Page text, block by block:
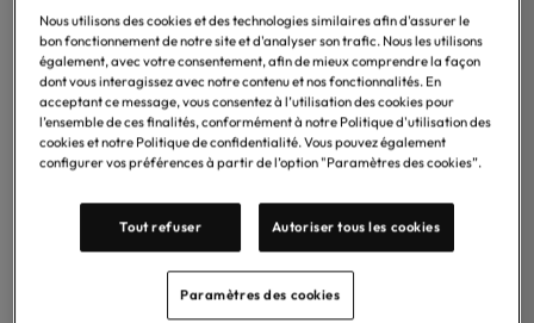
Treesseci
Porte brosse à dents Treesseci, collection Quadra,
style moderne, idéal pour une installation a poser.
Nous utilisons des cookies et des technologies similaires afin d'assurer le
bon fonctionnement de notre site et d'analyser son trafic. Nous les utilisons
également, avec votre consentement, afin de mieux comprendre la façon
dont vous interagissez avec notre contenu et nos fonctionnalités. En
acceptant ce message, vous consentez à l’utilisation des cookies pour
l’ensemble de ces finalités, conformément à notre Politique d'utilisation des
cookies et notre Politique de confidentialité. Vous pouvez également
configurer vos préférences à partir de l’option "Paramètres des cookies”.
Tout refuser Autoriser tous les cookies
Paramètres des cookies